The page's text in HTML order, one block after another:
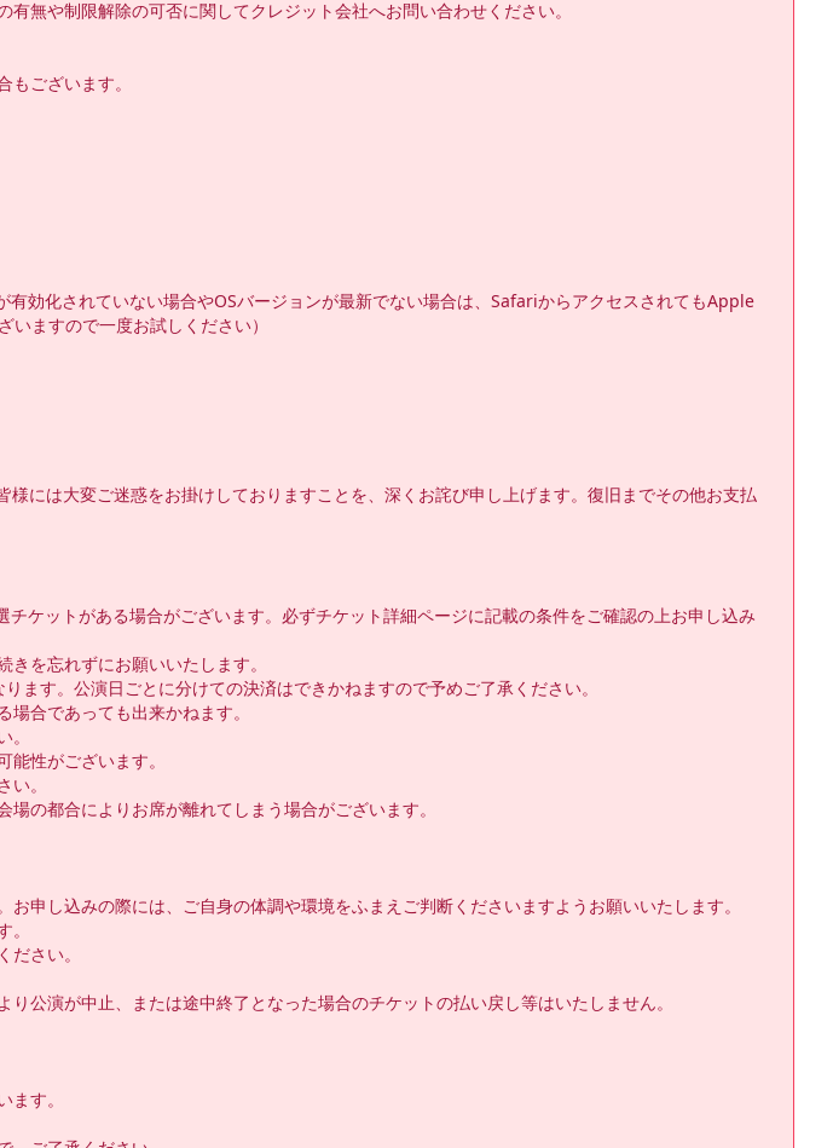
無や制限解除の可否に関してクレジット会社へお問い合わせください。
ございます。
効化されていない場合やOSバージョンが最新でない場合は、SafariからアクセスされてもApple
ますので一度お試しください）
には大変ご迷惑をお掛けしておりますことを、深くお詫び申し上げます。復旧までその他お支払
ケットがある場合がございます。必ずチケット詳細ページに記載の条件をご確認の上お申し込み
を忘れずにお願いいたします。
ます。公演日ごとに分けての決済はできかねますので予めご了承ください。
合であっても出来かねます。
性がございます。
。
の都合によりお席が離れてしまう場合がございます。
申し込みの際には、ご自身の体調や環境をふまえご判断くださいますようお願いいたします。
さい。
公演が中止、または途中終了となった場合のチケットの払い戻し等はいたしません。
す。